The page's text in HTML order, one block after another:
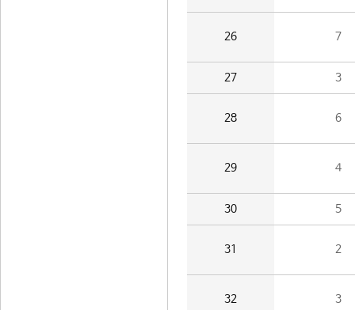
26 7
27 3
28 6
29 4
30 5
31 2
32 3